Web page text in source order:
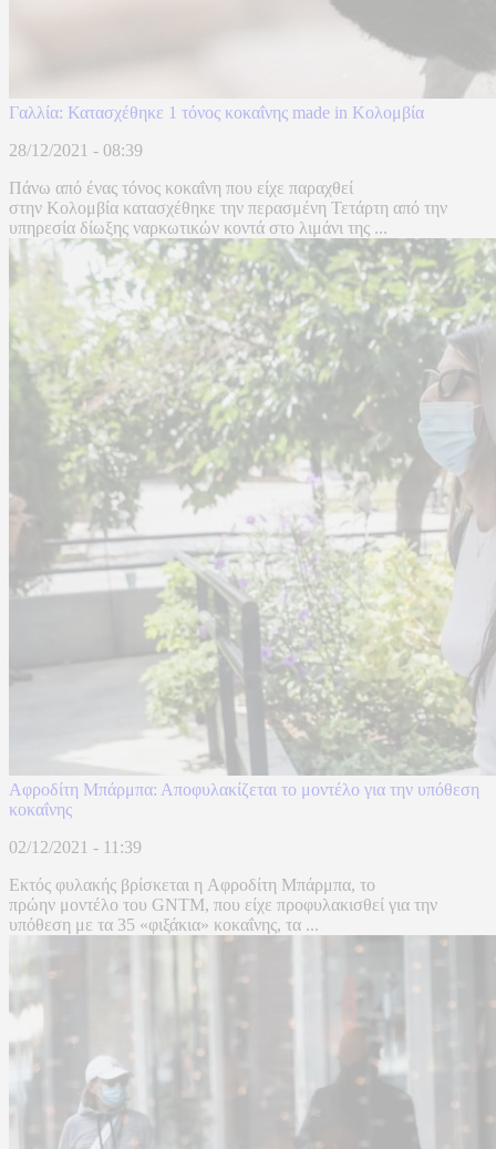
Γαλλία: Κατασχέθηκε 1 τόνος κοκαΐνης made in Κολομβία
28/12/2021 - 08:39
Πάνω από ένας τόνος κοκαΐνη που είχε παραχθεί
στην Κολομβία κατασχέθηκε την περασμένη Τετάρτη από την
υπηρεσία δίωξης ναρκωτικών κοντά στο λιμάνι της ...
Αφροδίτη Μπάρμπα: Αποφυλακίζεται το μοντέλο για την υπόθεση
κοκαΐνης
02/12/2021 - 11:39
Εκτός φυλακής βρίσκεται η Αφροδίτη Μπάρμπα, το
πρώην μοντέλο του GNTM, που είχε προφυλακισθεί για την
υπόθεση με τα 35 «φιξάκια» κοκαΐνης, τα ...